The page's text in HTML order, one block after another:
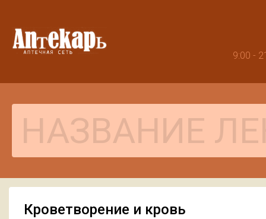
9:00 -
Кроветворение и кровь